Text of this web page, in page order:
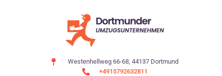
Westenhellweg 66-68, 44137 Dortmund
+4915792632811